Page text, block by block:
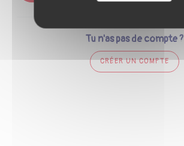
Tu n'as pas de compte ?
CRÉER UN COMPTE